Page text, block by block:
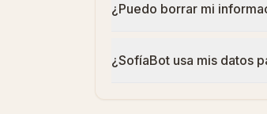
¿Puedo borrar mi
¿SofíaBot usa mis datos